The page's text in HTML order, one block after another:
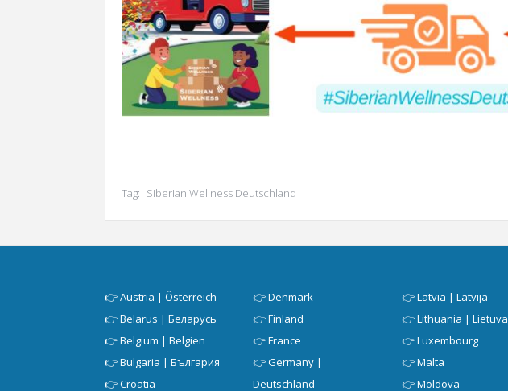
Tag: Siberian Wellness Deutschland
👉Austria | Österreich
👉Belarus | Беларусь
👉Belgium | Belgien
👉Bulgaria | България
👉Croatia
👉Denmark
👉Finland
👉France
👉Germany |
Deutschland
👉Latvia | Latvija
👉Lithuania | Lietuva
👉Luxembourg
👉Malta
👉Moldova